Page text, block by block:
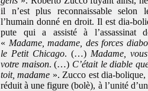
il n’est plus reconnaissable selon
l’humain donné en droit. Il est dia-
pute qui a assisté à l’assassinat
« Madame, madame, des forces
le Petit Chicago. (…) Madame,
votre maison. (…) C’était le diable
toit, madame ». Zucco est dia-bolique,
réduit à une figure (bolè), à l’unité